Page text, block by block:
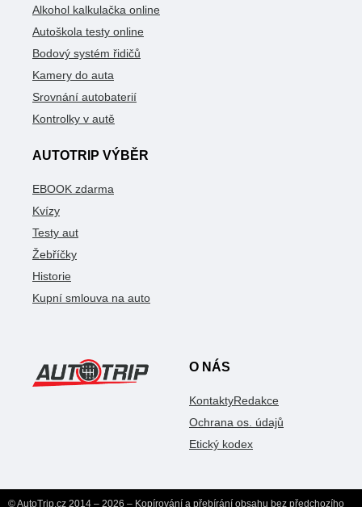
Alkohol kalkulačka online
Autoškola testy online
Bodový systém řidičů
Kamery do auta
Srovnání autobaterií
Kontrolky v autě
AUTOTRIP VÝBĚR
EBOOK zdarma
Kvízy
Testy aut
Žebříčky
Historie
Kupní smlouva na auto
O NÁS
KontaktyRedakce
Ochrana os. údajů
Etický kodex
© AutoTrip.cz 2014 – 2026 – Kopírování a přebírání obsahu bez předchozího